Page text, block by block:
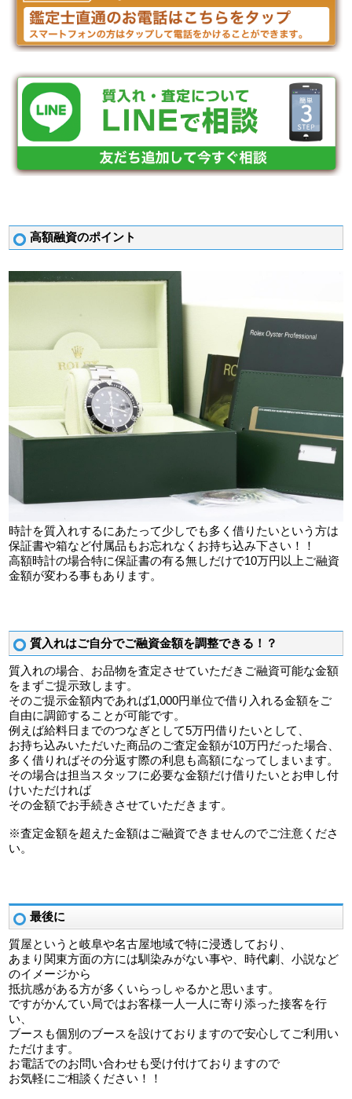
高額融資のポイント
時計を質入れするにあたって少しでも多く借りたいという方は
保証書や箱など付属品もお忘れなくお持ち込み下さい！！
高額時計の場合特に保証書の有る無しだけで10万円以上ご融資
金額が変わる事もあります。
質入れはご自分でご融資金額を調整できる！？
質入れの場合、お品物を査定させていただきご融資可能な金額
をまずご提示致します。
そのご提示金額内であれば1,000円単位で借り入れる金額をご
自由に調節することが可能です。
例えば給料日までのつなぎとして5万円借りたいとして、
お持ち込みいただいた商品のご査定金額が10万円だった場合、
多く借りればその分返す際の利息も高額になってしまいます。
その場合は担当スタッフに必要な金額だけ借りたいとお申し付
けいただければ
その金額でお手続きさせていただきます。
※査定金額を超えた金額はご融資できませんのでご注意くださ
い。
最後に
質屋というと岐阜や名古屋地域で特に浸透しており、
あまり関東方面の方には馴染みがない事や、時代劇、小説など
のイメージから
抵抗感がある方が多くいらっしゃるかと思います。
ですがかんてい局ではお客様一人一人に寄り添った接客を行
い、
ブースも個別のブースを設けておりますので安心してご利用い
ただけます。
お電話でのお問い合わせも受け付けておりますので
お気軽にご相談ください！！